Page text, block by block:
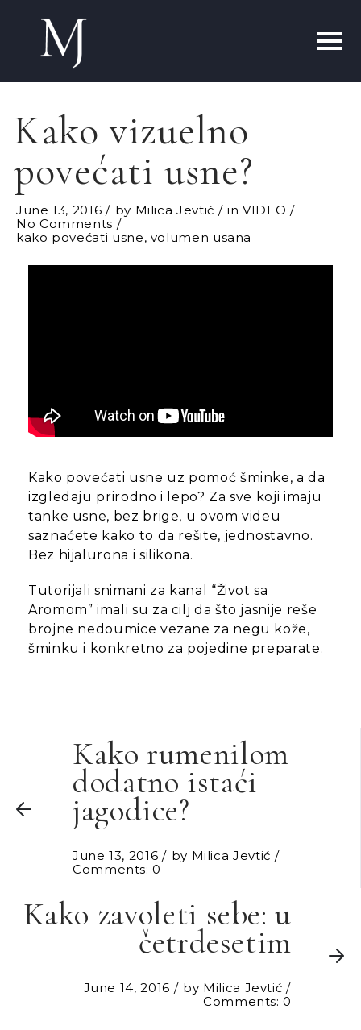
Kako vizuelno
povećati usne?
June 13, 2016 by Milica Jevtić inVIDEO
No Comments
kako povećati usne, volumen usana
Kako povećati usne uz pomoć šminke, a da
izgledaju prirodno i lepo? Za sve koji imaju
tanke usne, bez brige, u ovom videu
saznaćete kako to da rešite, jednostavno.
Bez hijalurona i silikona.
Tutorijali snimani za kanal “Život sa
Aromom” imali su za cilj da što jasnije reše
brojne nedoumice vezane za negu kože,
šminku i konkretno za pojedine preparate.
Kako rumenilom
dodatno istaći
jagodice?
June 13, 2016 by Milica Jevtić
Comments: 0
Kako zavoleti sebe: u
četrdesetim
June 14, 2016 by Milica Jevtić
Comments: 0